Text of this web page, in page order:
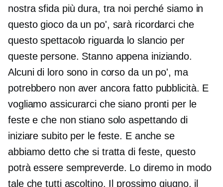
nostra sfida più dura, tra noi perché siamo in
questo gioco da un po', sarà ricordarci che
questo spettacolo riguarda lo slancio per
queste persone. Stanno appena iniziando.
Alcuni di loro sono in corso da un po', ma
potrebbero non aver ancora fatto pubblicità. E
vogliamo assicurarci che siano pronti per le
feste e che non stiano solo aspettando di
iniziare subito per le feste. E anche se
abbiamo detto che si tratta di feste, questo
potrà essere sempreverde. Lo diremo in modo
tale che tutti ascoltino. Il prossimo giugno, il